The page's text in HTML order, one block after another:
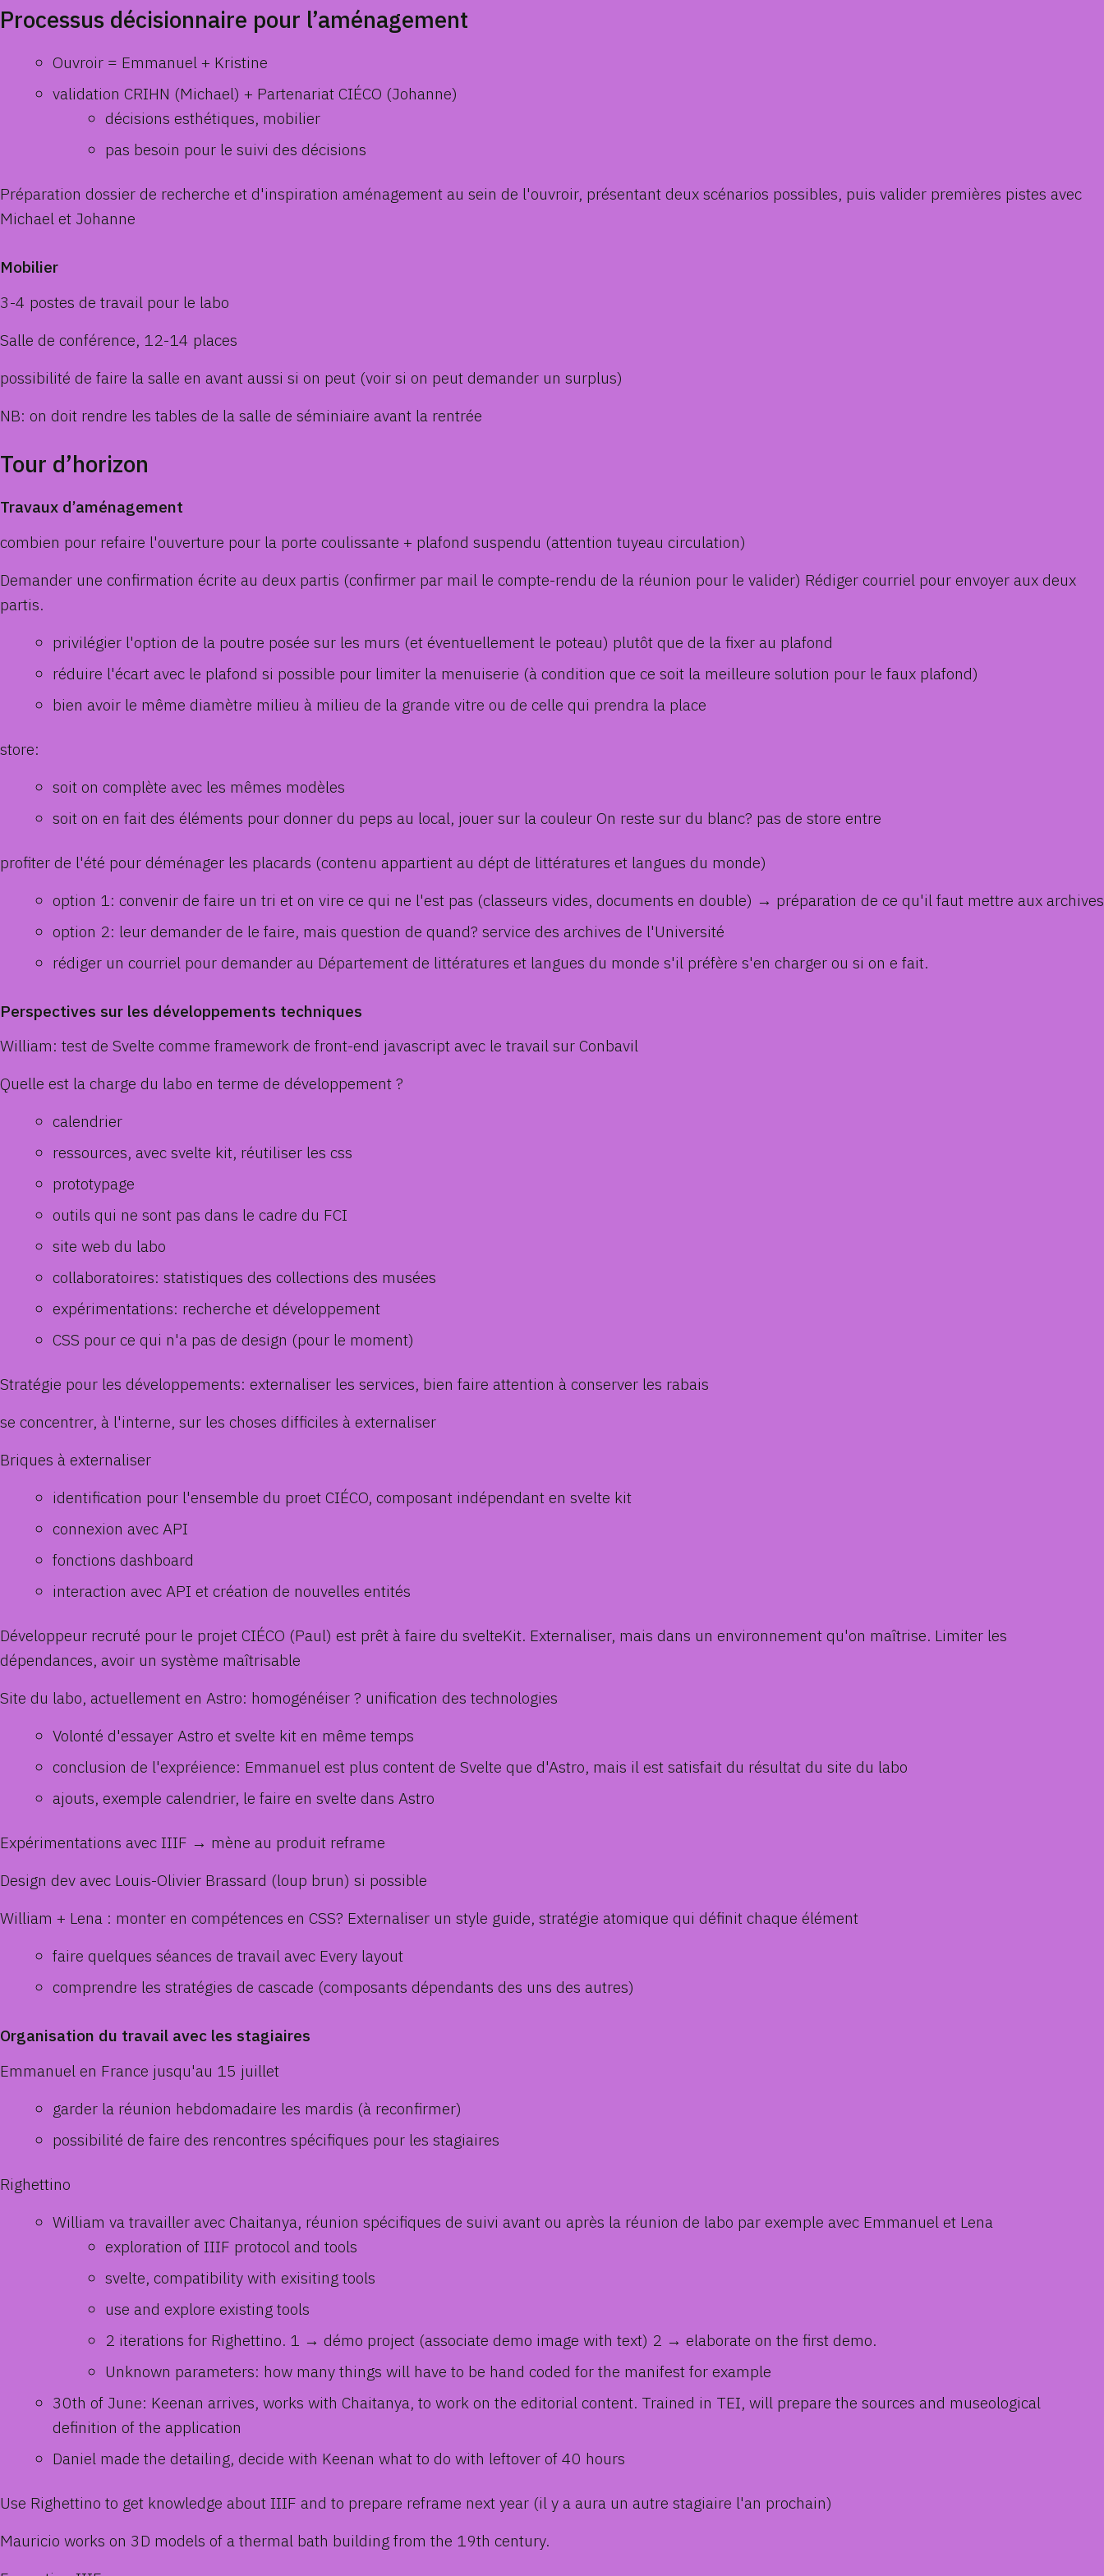
Processus décisionnaire pour l’aménagement
Ouvroir = Emmanuel + Kristine
validation CRIHN (Michael) + Partenariat CIÉCO (Johanne)
décisions esthétiques, mobilier
pas besoin pour le suivi des décisions
Préparation dossier de recherche et d'inspiration aménagement au sein de l'ouvroir, présentant deux scénarios possibles, puis valider premières pistes avec
Michael et Johanne
Mobilier
3-4 postes de travail pour le labo
Salle de conférence, 12-14 places
possibilité de faire la salle en avant aussi si on peut (voir si on peut demander un surplus)
NB: on doit rendre les tables de la salle de séminiaire avant la rentrée
Tour d’horizon
Travaux d’aménagement
combien pour refaire l'ouverture pour la porte coulissante + plafond suspendu (attention tuyeau circulation)
Demander une confirmation écrite au deux partis (confirmer par mail le compte-rendu de la réunion pour le valider) Rédiger courriel pour envoyer aux deux
partis.
privilégier l'option de la poutre posée sur les murs (et éventuellement le poteau) plutôt que de la fixer au plafond
réduire l'écart avec le plafond si possible pour limiter la menuiserie (à condition que ce soit la meilleure solution pour le faux plafond)
bien avoir le même diamètre milieu à milieu de la grande vitre ou de celle qui prendra la place
store:
soit on complète avec les mêmes modèles
soit on en fait des éléments pour donner du peps au local, jouer sur la couleur On reste sur du blanc? pas de store entre
profiter de l'été pour déménager les placards (contenu appartient au dépt de littératures et langues du monde)
option 1: convenir de faire un tri et on vire ce qui ne l'est pas (classeurs vides, documents en double) → préparation de ce qu'il faut mettre aux archives
option 2: leur demander de le faire, mais question de quand? service des archives de l'Université
rédiger un courriel pour demander au Département de littératures et langues du monde s'il préfère s'en charger ou si on e fait.
Perspectives sur les développements techniques
William: test de Svelte comme framework de front-end javascript avec le travail sur Conbavil
Quelle est la charge du labo en terme de développement ?
calendrier
ressources, avec svelte kit, réutiliser les css
prototypage
outils qui ne sont pas dans le cadre du FCI
site web du labo
collaboratoires: statistiques des collections des musées
expérimentations: recherche et développement
CSS pour ce qui n'a pas de design (pour le moment)
Stratégie pour les développements: externaliser les services, bien faire attention à conserver les rabais
se concentrer, à l'interne, sur les choses difficiles à externaliser
Briques à externaliser
identification pour l'ensemble du proet CIÉCO, composant indépendant en svelte kit
connexion avec API
fonctions dashboard
interaction avec API et création de nouvelles entités
Développeur recruté pour le projet CIÉCO (Paul) est prêt à faire du svelteKit. Externaliser, mais dans un environnement qu'on maîtrise. Limiter les
dépendances, avoir un système maîtrisable
Site du labo, actuellement en Astro: homogénéiser ? unification des technologies
Volonté d'essayer Astro et svelte kit en même temps
conclusion de l'expréience: Emmanuel est plus content de Svelte que d'Astro, mais il est satisfait du résultat du site du labo
ajouts, exemple calendrier, le faire en svelte dans Astro
Expérimentations avec IIIF → mène au produit reframe
Design dev avec Louis-Olivier Brassard (loup brun) si possible
William + Lena : monter en compétences en CSS? Externaliser un style guide, stratégie atomique qui définit chaque élément
faire quelques séances de travail avec Every layout
comprendre les stratégies de cascade (composants dépendants des uns des autres)
Organisation du travail avec les stagiaires
Emmanuel en France jusqu'au 15 juillet
garder la réunion hebdomadaire les mardis (à reconfirmer)
possibilité de faire des rencontres spécifiques pour les stagiaires
Righettino
William va travailler avec Chaitanya, réunion spécifiques de suivi avant ou après la réunion de labo par exemple avec Emmanuel et Lena
exploration of IIIF protocol and tools
svelte, compatibility with exisiting tools
use and explore existing tools
2 iterations for Righettino. 1 → démo project (associate demo image with text) 2 → elaborate on the first demo.
Unknown parameters: how many things will have to be hand coded for the manifest for example
30th of June: Keenan arrives, works with Chaitanya, to work on the editorial content. Trained in TEI, will prepare the sources and museological
definition of the application
Daniel made the detailing, decide with Keenan what to do with leftover of 40 hours
Use Righettino to get knowledge about IIIF and to prepare reframe next year (il y a aura un autre stagiaire l'an prochain)
Mauricio works on 3D models of a thermal bath building from the 19th century.